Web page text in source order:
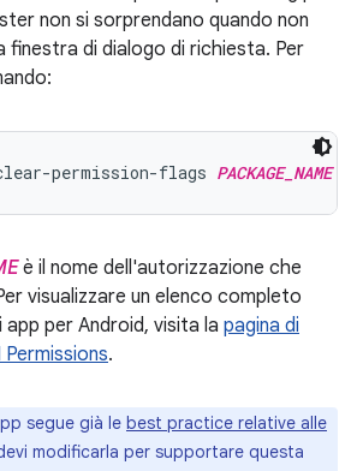
non si sorprendano quando non
finestra di dialogo di richiesta. Per
permission-flags PACKAGE_NAME
è il nome dell'autorizzazione che
visualizzare un elenco completo
per Android, visita la pagina di
.
segue già le best practice relative alle
modificarla per supportare questa